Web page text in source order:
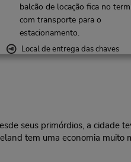
balcão de locação fica no
com transporte para o
estacionamento.
Local de entrega das chaves
seus primórdios, a cidade
tem uma economia muito